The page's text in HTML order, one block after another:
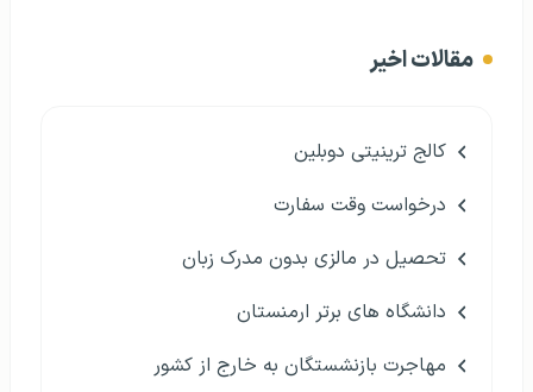
مقالات اخیر
کالج ترینیتی دوبلین
درخواست وقت سفارت
تحصیل در مالزی بدون مدرک زبان
دانشگاه های برتر ارمنستان
مهاجرت بازنشستگان به خارج از کشور